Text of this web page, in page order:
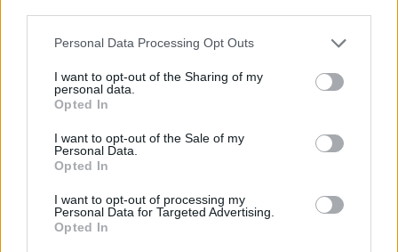
Personal Data Processing Opt Outs
I want to opt-out of the Sharing of my
personal data.
Opted In
I want to opt-out of the Sale of my
Personal Data.
Opted In
I want to opt-out of processing my
Personal Data for Targeted Advertising.
Opted In
LIFESTYLE
Tόλμη και Γοητεία: Δείτε πώς είναι
σήμερα ο Θορν Φόρεστερ